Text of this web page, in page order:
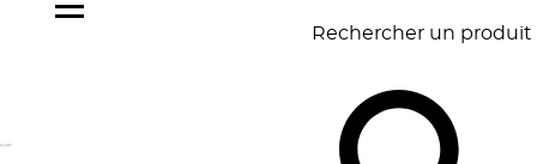
Rechercher un produit
BAGAGERIE BUREAU